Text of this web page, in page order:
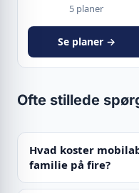
5 planer
Se planer →
Ofte stillede
Hvad koster
familie på fire?